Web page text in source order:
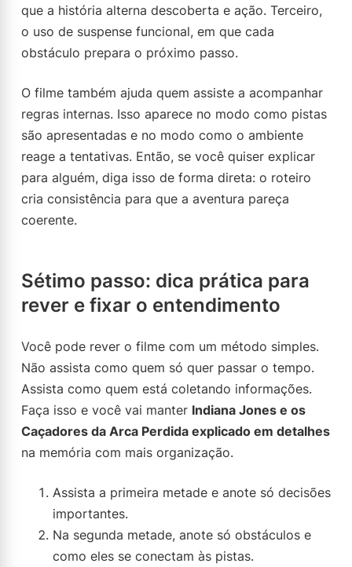
que a história alterna descoberta e ação. Terceiro,
o uso de suspense funcional, em que cada
obstáculo prepara o próximo passo.
O filme também ajuda quem assiste a acompanhar
regras internas. Isso aparece no modo como pistas
são apresentadas e no modo como o ambiente
reage a tentativas. Então, se você quiser explicar
para alguém, diga isso de forma direta: o roteiro
cria consistência para que a aventura pareça
coerente.
Sétimo passo: dica prática para
rever e fixar o entendimento
Você pode rever o filme com um método simples.
Não assista como quem só quer passar o tempo.
Assista como quem está coletando informações.
Faça isso e você vai manter Indiana Jones e os
Caçadores da Arca Perdida explicado em detalhes
na memória com mais organização.
Assista a primeira metade e anote só decisões
importantes.
Na segunda metade, anote só obstáculos e
como eles se conectam às pistas.